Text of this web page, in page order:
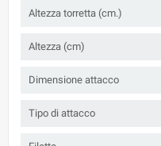
Altezza torretta (cm.)
Altezza (cm)
Dimensione attacco
Tipo di attacco